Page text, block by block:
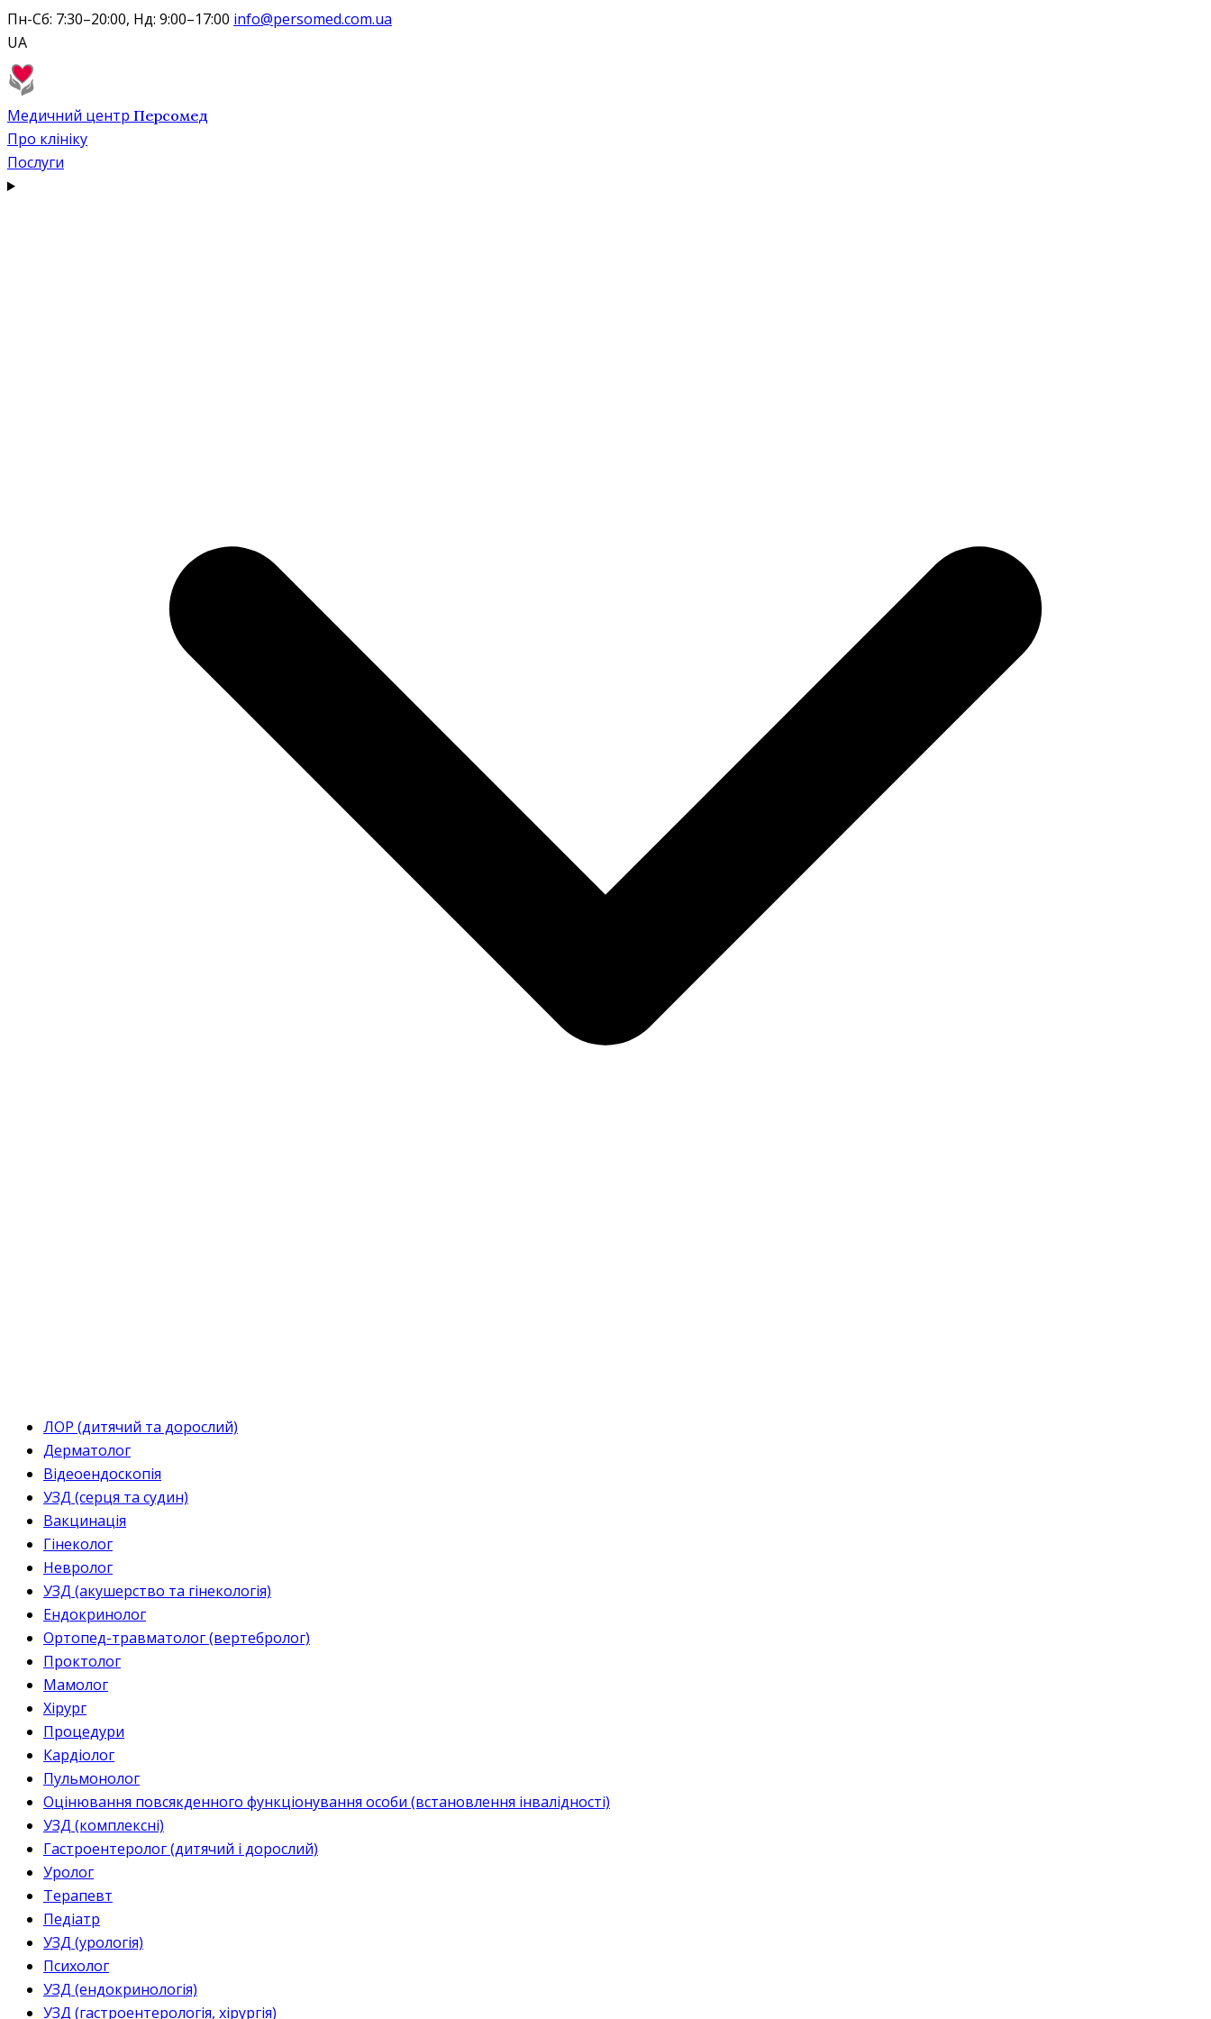
Пн-Сб: 7:30–20:00, Нд: 9:00–17:00 info@persomed.com.ua
UA
Медичний центр Персомед
Про клініку
Послуги
ЛОР (дитячий та дорослий)
Дерматолог
Відеоендоскопія
УЗД (серця та судин)
Вакцинація
Гінеколог
Невролог
УЗД (акушерство та гінекологія)
Ендокринолог
Ортопед-травматолог (вертебролог)
Проктолог
Мамолог
Хірург
Процедури
Кардіолог
Пульмонолог
Оцінювання повсякденного функціонування особи (встановлення інвалідності)
УЗД (комплексні)
Гастроентеролог (дитячий і дорослий)
Уролог
Терапевт
Педіатр
УЗД (урологія)
Психолог
УЗД (ендокринологія)
УЗД (гастроентерологія, хірургія)